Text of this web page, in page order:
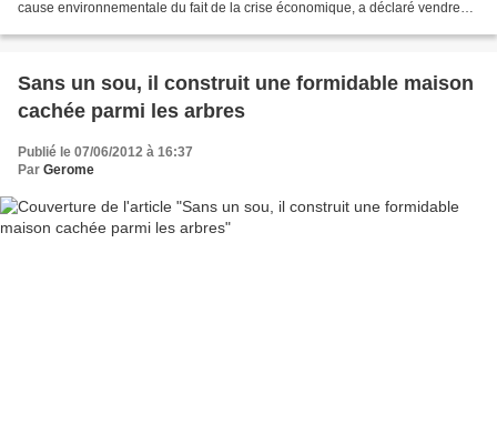
cause environnementale du fait de la crise économique, a déclaré vendredi
Sans un sou, il construit une formidable maison
cachée parmi les arbres
Publié le 07/06/2012 à 16:37
Par Gerome